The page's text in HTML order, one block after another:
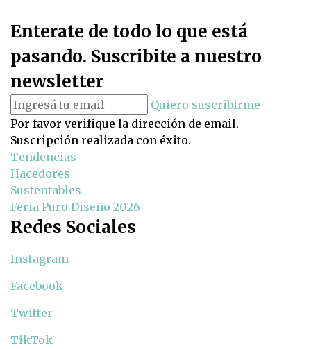
Enterate de todo lo que está
pasando. Suscribite a nuestro
newsletter
Quiero suscribirme
Por favor verifique la dirección de email.
Suscripción realizada con éxito.
Tendencias
Hacedores
Sustentables
Feria Puro Diseño 2026
Redes Sociales
Instagram
Facebook
Twitter
TikTok